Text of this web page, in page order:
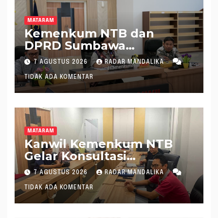
MATARAM
Kemenkum NTB dan
DPRD Sumbawa
Mantapkan Rencana
Pembentukan 8 Raperda
Inisiatif
7 AGUSTUS 2026 RADAR MANDALIKA
TIDAK ADA KOMENTAR
MATARAM
Kanwil Kemenkum NTB
Gelar Konsultasi
Penghitungan Kebutuhan
Formasi JF Perancang
Peraturan Perundang-
undangan
7 AGUSTUS 2026 RADAR MANDALIKA
TIDAK ADA KOMENTAR